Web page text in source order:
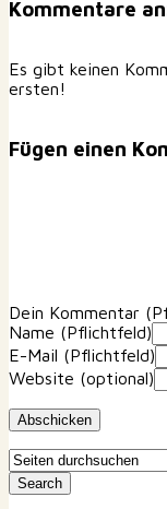
Kommentare
Es gibt keinen
ersten!
Fügen einen
Dein Kommentar
Name (Pflichtfeld)
E-Mail (Pflichtfeld)
Website (optional)